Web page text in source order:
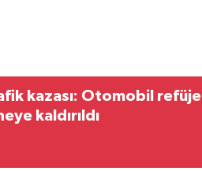
kazası: Otomobil refüje
kaldırıldı